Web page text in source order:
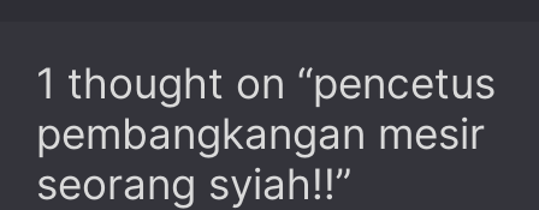
1 thought on “pencetus
pembangkangan mesir
seorang syiah!!”